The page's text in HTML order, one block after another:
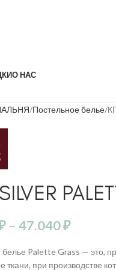
О НАС
Постельное белье
– 47.040₽
Palette Grass — это,
ткани, при производстве